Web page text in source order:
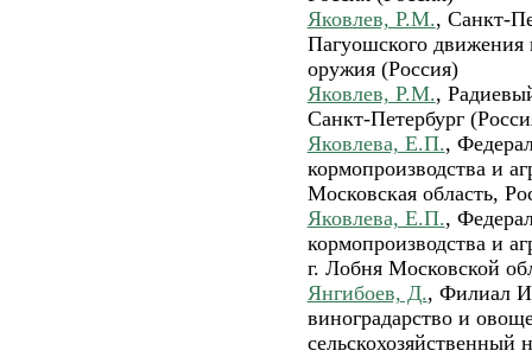
Яковлев, Р.М., Санкт-
Пагуошского движения
оружия (Россия)
Яковлев, Р.М.,
Санкт-Петербург
Яковлева, Е.П.,
кормопроизводства и
Московская область,
Яковлева, Е.П.,
кормопроизводства и
г. Лобня Московской
Янгибоев, Д., Филиал
виноградарство и
сельскохозяйственный